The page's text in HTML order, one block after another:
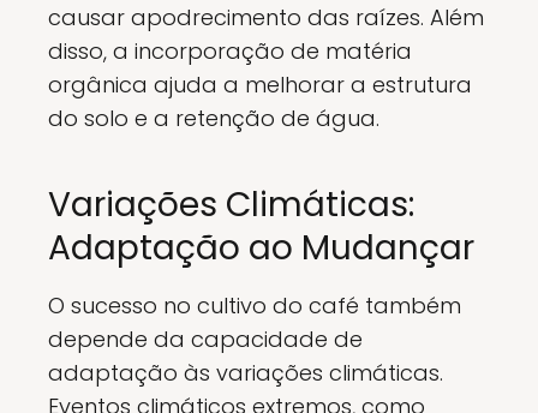
causar apodrecimento das raízes. Além
disso, a incorporação de matéria
orgânica ajuda a melhorar a estrutura
do solo e a retenção de água.
Variações Climáticas:
Adaptação ao Mudançar
O sucesso no cultivo do café também
depende da capacidade de
adaptação às variações climáticas.
Eventos climáticos extremos, como